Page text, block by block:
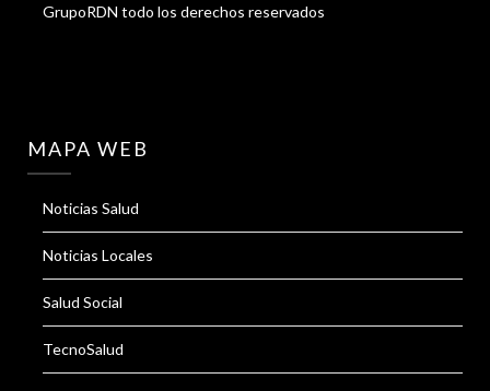
GrupoRDN todo los derechos reservados
MAPA WEB
Noticias Salud
Noticias Locales
Salud Social
TecnoSalud